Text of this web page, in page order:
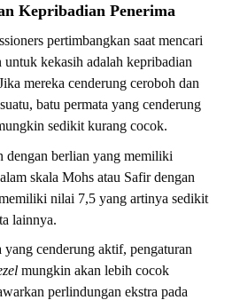
Kepribadian Penerima
pertimbangkan saat mencari
untuk kekasih adalah kepribadian
mereka cenderung ceroboh dan
batu permata yang cenderung
sedikit kurang cocok.
dengan berlian yang memiliki
skala Mohs atau Safir dengan
nilai 7,5 yang artinya sedikit
lainnya.
yang cenderung aktif, pengaturan
mungkin akan lebih cocok
perlindungan ekstra pada